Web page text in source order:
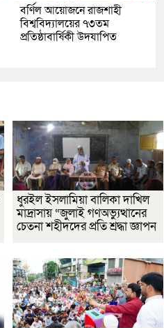
বর্ণিল আয়োজনে রাজশাহী
বিশ্ববিদ্যালয়ের ৭৩তম
প্রতিষ্ঠাবার্ষিকী উদযাপিত
ধুরইল ইসলামিয়া বালিকা দাখিল
মাদ্রাসায় “জুলাই গণঅভ্যুত্থানের
চেতনা শহীদদের প্রতি শ্রদ্ধা জ্ঞাপন